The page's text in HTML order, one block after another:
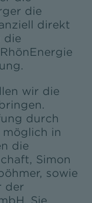
die
direkt
die
wir die
durch
möglich in
die
Simon
sowie
der